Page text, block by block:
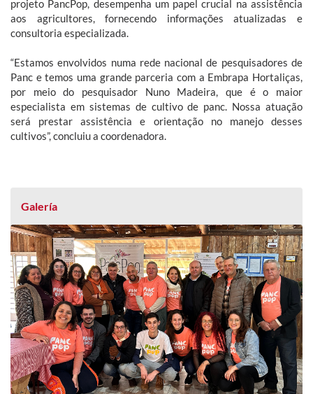
projeto PancPop, desempenha um papel crucial na assistência
aos agricultores, fornecendo informações atualizadas e
consultoria especializada.
“Estamos envolvidos numa rede nacional de pesquisadores de
Panc e temos uma grande parceria com a Embrapa Hortaliças,
por meio do pesquisador Nuno Madeira, que é o maior
especialista em sistemas de cultivo de panc. Nossa atuação
será prestar assistência e orientação no manejo desses
cultivos”, concluiu a coordenadora.
Galería